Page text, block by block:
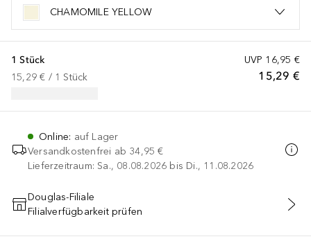
CHAMOMILE YELLOW
UVP 16,95 €
15,29 €
1 Stück
15,29 € / 1 Stück
Online: auf Lager
Versandkostenfrei ab 34,95 €
Lieferzeitraum: Sa., 08.08.2026 bis Di., 11.08.2026
IN DEN WARENKORB
Douglas-Filiale
Filialverfügbarkeit prüfen